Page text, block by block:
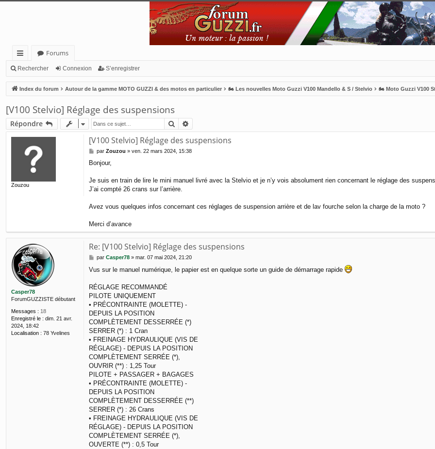
cc
ès
ra
pi
de
Forums
Rechercher Connexion S’enregistrer
Index du forum Autour de la gamme MOTO GUZZI & des motos en particulier 🏍 Les nouvelles Moto Guzzi V100 Mandello & S / Stelvio 🏍 Moto Guzzi V100
[V100 Stelvio] Réglage des suspensions
Répondre Rechercher
Zouzou
[V100 Stelvio] Réglage des suspensions
M
s
a
g
par Zouzou » ven. 22 mars 2024, 15:38
Bonjour,
Je suis en train de lire le mini manuel livré avec la Stelvio et je n’y vois absolument rien concernant le réglage des
J’ai compté 26 crans sur l’arrière.
Avez vous quelques infos concernant ces réglages de suspension arrière et de lav fourche selon la charge de la moto ?
Merci d’avance
Casper78
ForumGUZZISTE débutant
Messages : 18
Enregistré le : dim. 21 avr.
2024, 18:42
Localisation : 78 Yvelines
Re: [V100 Stelvio] Réglage des suspensions
M
s
a
g
par Casper78» mar. 07 mai 2024, 21:20
Vus sur le manuel numérique, le papier est en quelque sorte un guide de démarrage rapide
RÉGLAGE RECOMMANDÉ
PILOTE UNIQUEMENT
• PRÉCONTRAINTE (MOLETTE) -
DEPUIS LA POSITION
COMPLÈTEMENT DESSERRÉE (*)
SERRER (*) : 1 Cran
• FREINAGE HYDRAULIQUE (VIS DE
RÉGLAGE) - DEPUIS LA POSITION
COMPLÈTEMENT SERRÉE (*),
OUVRIR (**) : 1,25 Tour
PILOTE + PASSAGER + BAGAGES
• PRÉCONTRAINTE (MOLETTE) -
DEPUIS LA POSITION
COMPLÈTEMENT DESSERRÉE (**)
SERRER (*) : 26 Crans
• FREINAGE HYDRAULIQUE (VIS DE
RÉGLAGE) - DEPUIS LA POSITION
COMPLÈTEMENT SERRÉE (*),
OUVERTE (**) : 0,5 Tour